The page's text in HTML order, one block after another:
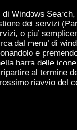
Windows
dei servizi
o piu’
dal menu’ di
e
barra delle
al termine
riavvio del